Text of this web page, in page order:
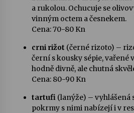
a rukolou. Ochucuje se
vinným octem a česnekem.
Cena: 70-80 Kn
crni rižot (černé rizoto) –
černí s kousky sépie, vařené
hodně divně, ale chutná
Cena: 80-90 Kn
tartufi(lanýže) – vyhlášená
pokrmy s nimi nabízejí i v